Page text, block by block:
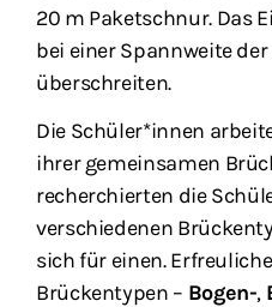
20 m Paketschnur. Das
bei einer Spannweite
überschreiten.
Die Schüler*innen
ihrer gemeinsamen
recherchierten die
verschiedenen
sich für einen.
Brückentypen – Bogen-,